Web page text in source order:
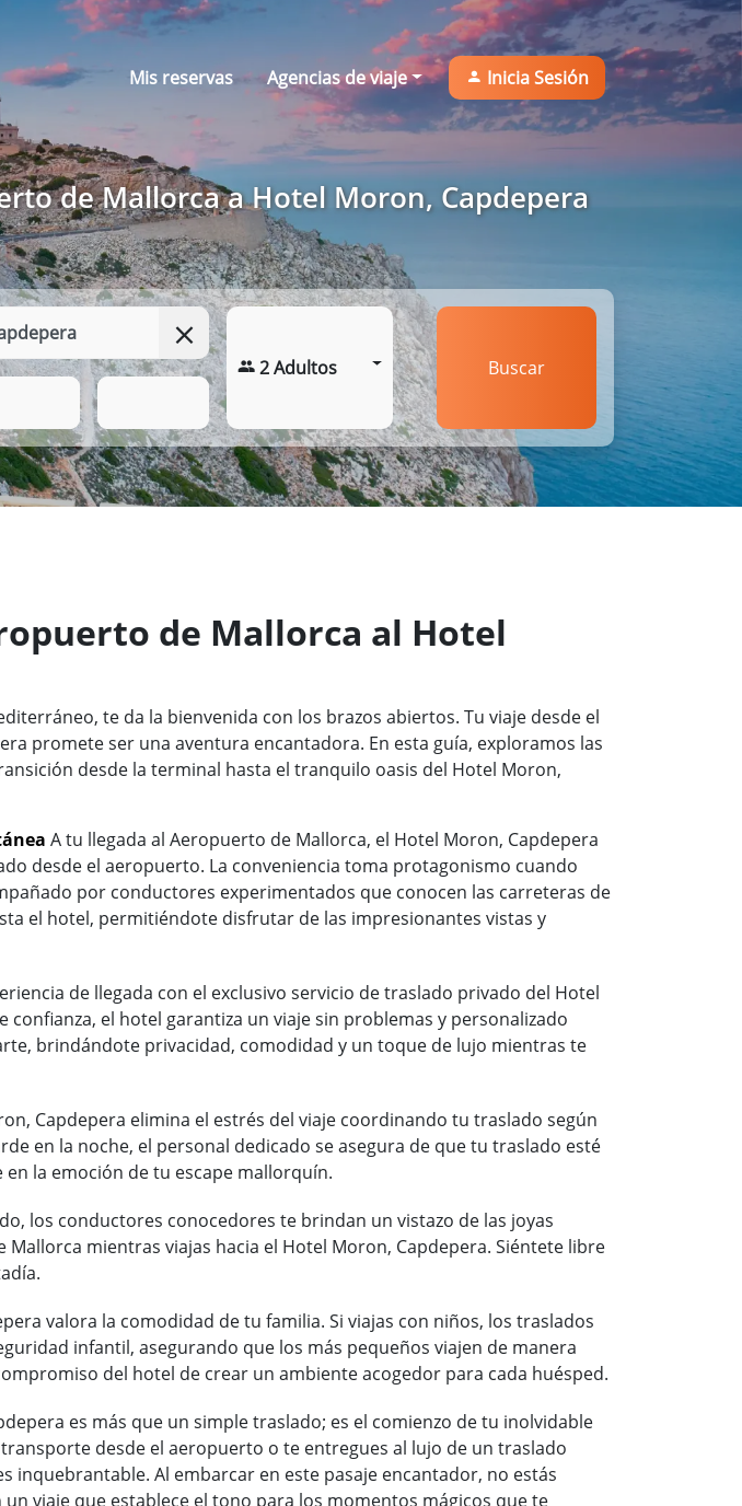
Mis reservas Agencias de viaje Inicia Sesión
de Mallorca a Hotel Moron, Capdepera
2 Adultos Buscar
de Mallorca al Hotel
te da la bienvenida con los brazos abiertos. Tu viaje desde el
promete ser una aventura encantadora. En esta guía, exploramos las
desde la terminal hasta el tranquilo oasis del Hotel Moron,
A tu llegada al Aeropuerto de Mallorca, el Hotel Moron, Capdepera
desde el aeropuerto. La conveniencia toma protagonismo cuando
por conductores experimentados que conocen las carreteras de
el hotel, permitiéndote disfrutar de las impresionantes vistas y
de llegada con el exclusivo servicio de traslado privado del Hotel
el hotel garantiza un viaje sin problemas y personalizado
brindándote privacidad, comodidad y un toque de lujo mientras te
Capdepera elimina el estrés del viaje coordinando tu traslado según
en la noche, el personal dedicado se asegura de que tu traslado esté
la emoción de tu escape mallorquín.
los conductores conocedores te brindan un vistazo de las joyas
mientras viajas hacia el Hotel Moron, Capdepera. Siéntete libre
valora la comodidad de tu familia. Si viajas con niños, los traslados
infantil, asegurando que los más pequeños viajen de manera
del hotel de crear un ambiente acogedor para cada huésped.
es más que un simple traslado; es el comienzo de tu inolvidable
desde el aeropuerto o te entregues al lujo de un traslado
Al embarcar en este pasaje encantador, no estás
viaje que establece el tono para los momentos mágicos que te